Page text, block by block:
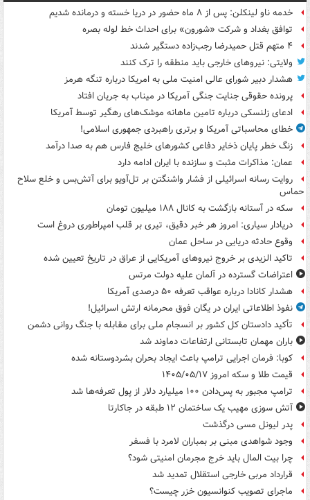
خدمه ناو لینکلن: پس از ۸ ماه حضور در دریا خسته و درمانده‌ شدیم
توافق بغداد و شرکت «شورون» برای احداث خط لوله بصره
۴ متهم قتل حمیدرضا رجب‌زاده دستگیر شدند
ولایتی: نیروهای خارجی باید منطقه را ترک کنند
هشدار دبیر شورای عالی امنیت ملی به امریکا درباره تنگه هرمز
پرونده حقوقی جنایت جنگی آمریکا در میناب به جریان افتاد
ادعای زلنسکی درباره تامین ماهانه موشک‌های رهگیر توسط آمریکا
خطای محاسباتی آمریکا و برتری راهبردی جمهوری اسلامی!
زنگ خطر پایان ذخایر دفاعی کشورهای خلیج فارس هم به صدا درآمد
عمان: مذاکرات مثبت و سازنده با ایران ادامه دارد
روایت رسانه اسرائیلی از فشار واشنگتن بر تل‌آویو برای آتش‌بس و خلع سلاح
حماس
سکه در آستانه بازگشت به کانال ۱۸۸ میلیون تومان
دریادار سیاری: امروز هر خبر دقیق، تیری بر قلب امپراطوری دروغ است
وقوع حادثه دریایی در ساحل عمان
تاکید الزیدی بر خروج نیروهای آمریکایی از عراق در تاریخ تعیین شده
اعتراضات گسترده در آلمان علیه دولت مرتس
هشدار کانادا درباره عواقب تعرفه ۵۰ درصدی آمریکا
نفوذ اطلاعاتی ایران در یگان فوق محرمانه ارتش اسرائیل!
تأکید دادستان کل کشور بر انسجام ملی برای مقابله با جنگ روانی دشمن
باران مهمان تابستانی ارتفاعات دماوند شد
کوبا: فرمان اجرایی ترامپ باعث ایجاد بحران بشردوستانه شده
قیمت طلا و سکه امروز ۱۴۰۵/۰۵/۱۷
ترامپ مجبور به پس‌دادن ۱۰۰ میلیارد دلار از پول تعرفه‌ها شد
آتش سوزی مهیب یک ساختمان ۱۲ طبقه در جاکارتا
پدر لیونل مسی درگذشت
وجود شواهدی مبنی بر بمباران لامرد با فسفر
چرا بیت المال باید خرج مجرمان امنیتی شود؟
قرارداد مربی خارجی استقلال تمدید شد
ماجرای تصویب کنوانسیون خزر چیست؟